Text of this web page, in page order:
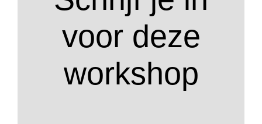
voor deze
workshop